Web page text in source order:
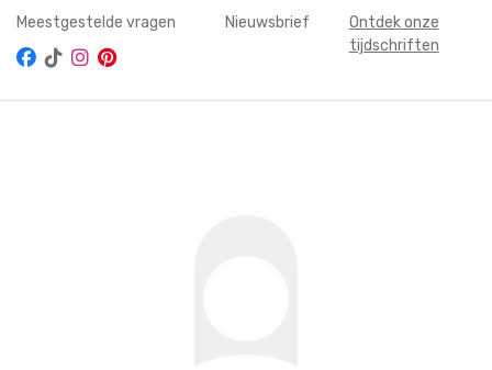
Meestgestelde vragen Nieuwsbrief
Ontdek onze
tijdschriften